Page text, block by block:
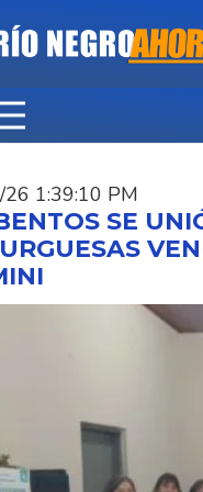
1:39:10 PM
SE
DEPORTES ,
PRINCIPALES
SANTI
LA